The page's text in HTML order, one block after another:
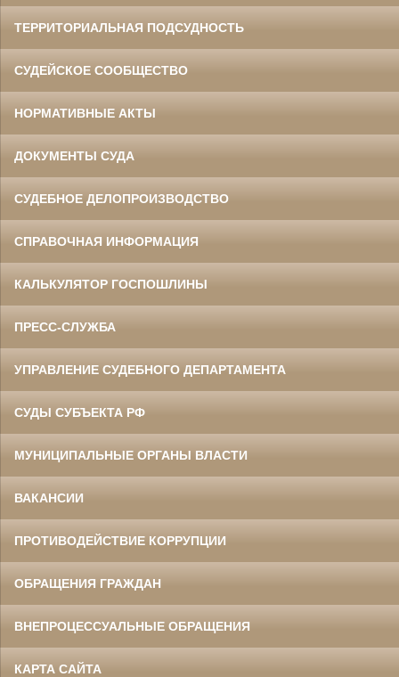
ТЕРРИТОРИАЛЬНАЯ ПОДСУДНОСТЬ
СУДЕЙСКОЕ СООБЩЕСТВО
НОРМАТИВНЫЕ АКТЫ
ДОКУМЕНТЫ СУДА
СУДЕБНОЕ ДЕЛОПРОИЗВОДСТВО
СПРАВОЧНАЯ ИНФОРМАЦИЯ
КАЛЬКУЛЯТОР ГОСПОШЛИНЫ
ПРЕСС-СЛУЖБА
УПРАВЛЕНИЕ СУДЕБНОГО ДЕПАРТАМЕНТА
СУДЫ СУБЪЕКТА РФ
МУНИЦИПАЛЬНЫЕ ОРГАНЫ ВЛАСТИ
ВАКАНСИИ
ПРОТИВОДЕЙСТВИЕ КОРРУПЦИИ
ОБРАЩЕНИЯ ГРАЖДАН
ВНЕПРОЦЕССУАЛЬНЫЕ ОБРАЩЕНИЯ
КАРТА САЙТА